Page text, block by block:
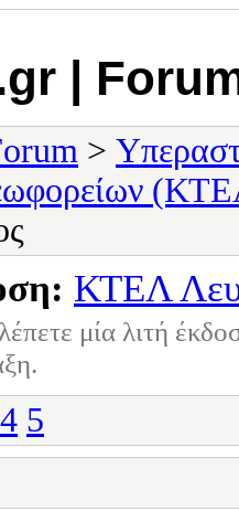
|
>
ΚΤΕΛ
μία λιτή
4 5